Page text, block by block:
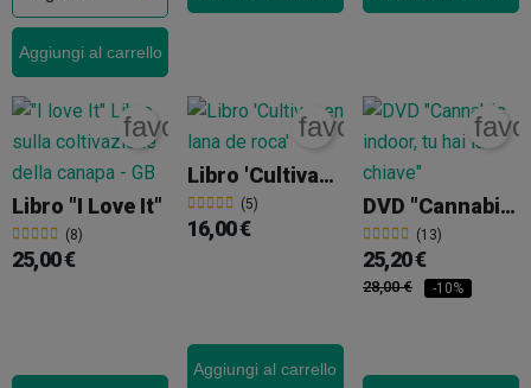
Aggiungi al carrello
Libro "I Love It"
(8)
favorite_border
25,00 €
Libro 'Cultivar En Lana De Roca' (Coltivare In Lana Di Roccia)
(5)
favorite_border
16,00 €
Aggiungi al carrello
DVD "Cannabis Indoor, Tu Hai La Chiave"
(13)
25,20 €
28,00 € -10%